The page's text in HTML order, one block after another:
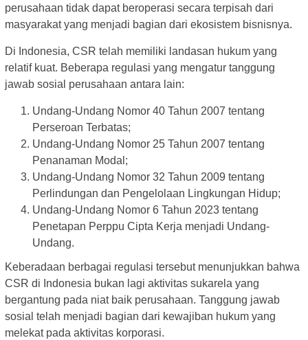
perusahaan tidak dapat beroperasi secara terpisah dari
masyarakat yang menjadi bagian dari ekosistem bisnisnya.
Di Indonesia, CSR telah memiliki landasan hukum yang
relatif kuat. Beberapa regulasi yang mengatur tanggung
jawab sosial perusahaan antara lain:
Undang-Undang Nomor 40 Tahun 2007 tentang
Perseroan Terbatas;
Undang-Undang Nomor 25 Tahun 2007 tentang
Penanaman Modal;
Undang-Undang Nomor 32 Tahun 2009 tentang
Perlindungan dan Pengelolaan Lingkungan Hidup;
Undang-Undang Nomor 6 Tahun 2023 tentang
Penetapan Perppu Cipta Kerja menjadi Undang-
Undang.
Keberadaan berbagai regulasi tersebut menunjukkan bahwa
CSR di Indonesia bukan lagi aktivitas sukarela yang
bergantung pada niat baik perusahaan. Tanggung jawab
sosial telah menjadi bagian dari kewajiban hukum yang
melekat pada aktivitas korporasi.